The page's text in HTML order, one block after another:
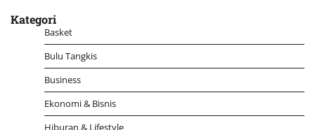
Kategori
Basket
Bulu Tangkis
Business
Ekonomi & Bisnis
Hiburan & Lifestyle